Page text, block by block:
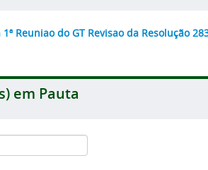
Reuniao do GT Revisao da Resolução
em Pauta